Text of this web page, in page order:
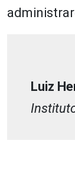
Luiz